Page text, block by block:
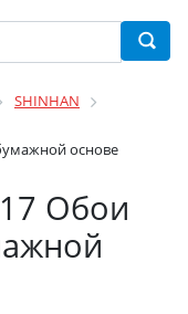
SHINHAN
основе
Обои